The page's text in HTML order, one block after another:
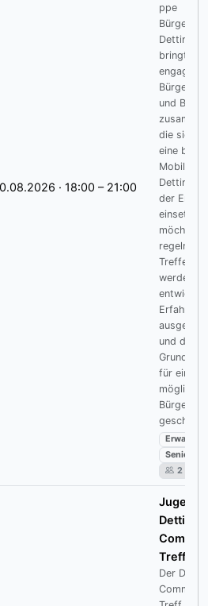
· 18:00 – 21:00
ppe
Bürgerbus
Dettingen
bringt
und
die sich
eine
Mobilität
Dettingen
der Erms
einsetzen
möchten.
Treffen
werden
und die
für einen
möglichen
Bürgerbus
Senioren
2
Jugend:
Treff
Der